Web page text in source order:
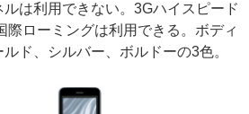
は利用できない。3Gハイスピード
際ローミングは利用できる。ボディ
ド、シルバー、ボルドーの3色。